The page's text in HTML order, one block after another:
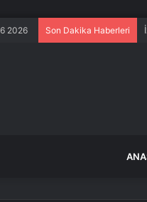
2026 Son Dakika Haberleri